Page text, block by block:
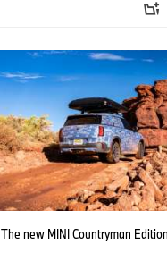
The new MINI Countryman